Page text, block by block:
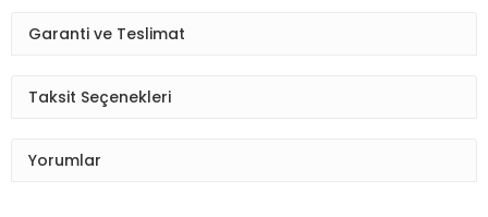
Garanti ve Teslimat
Taksit Seçenekleri
Yorumlar